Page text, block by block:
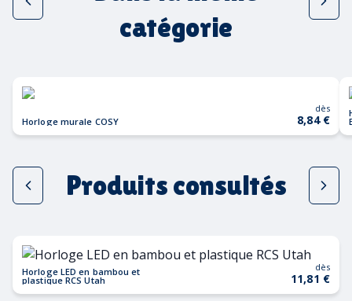
catégorie
Horloge murale COSY
dès
8,84 €
Produits consultés
Horloge LED en bambou et
plastique RCS Utah
dès
11,81 €